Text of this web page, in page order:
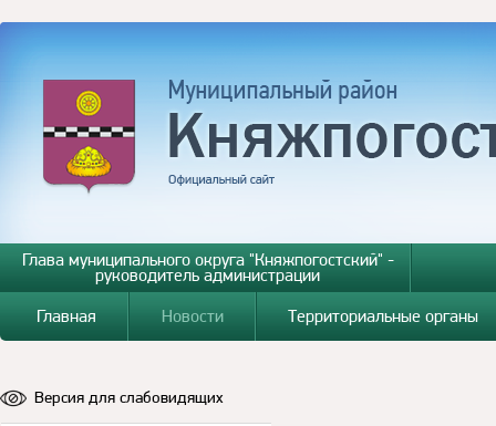
Глава муниципального округа "Княжпогостский" -
руководитель администрации
Главная
Новости Территориальные органы
Версия для слабовидящих